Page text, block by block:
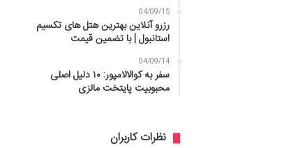
04/09/15
رزرو آنلاین بهترین هتل های تکسیم
استانبول | با تضمین قیمت
04/09/14
سفر به کوالالامپور: ۱۰ دلیل اصلی
محبوبیت پایتخت مالزی
نظرات کاربران